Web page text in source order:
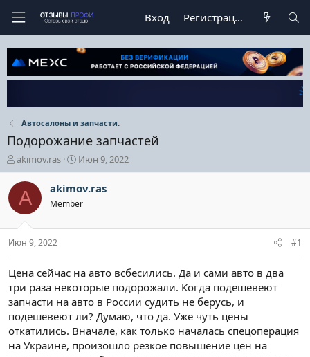
Вход Регистрация
Автосалоны и запчасти.
Подорожание запчастей
А
в
т
о
р
е
м
akimov.ras
Д
а
а
н
ч
а
Июн 9, 2022
A akimov.ras
Member
Июн 9, 2022 #1
Цена сейчас на авто всбесились. Да и сами авто в два
три раза некоторые подорожали. Когда подешевеют
запчасти на авто в России судить не берусь, и
подешевеют ли? Думаю, что да. Уже чуть цены
откатились. Вначале, как только началась спецоперация
на Украине, произошло резкое повышение цен на